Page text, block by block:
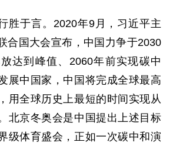
胜于言。2020年9月，习近平主
合国大会宣布，中国力争于2030
达到峰值、2060年前实现碳中
展中国家，中国将完成全球最高
用全球历史上最短的时间实现从
北京冬奥会是中国提出上述目标
级体育盛会，正如一次碳中和演